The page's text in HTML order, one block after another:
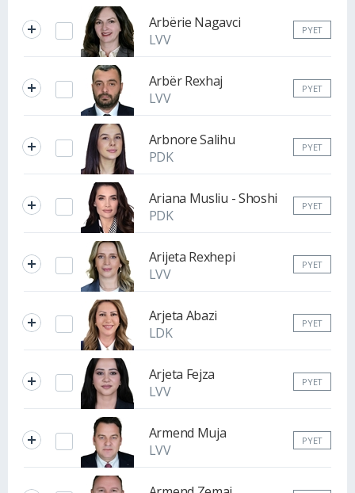
Arbërie Nagavci
LVV
PYET
Arbër Rexhaj
LVV
PYET
Arbnore Salihu
PDK
PYET
Ariana Musliu - Shoshi
PDK
PYET
Arijeta Rexhepi
LVV
PYET
Arjeta Abazi
LDK
PYET
Arjeta Fejza
LVV
PYET
Armend Muja
LVV
PYET